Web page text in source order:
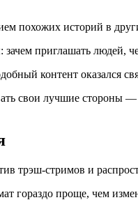
похожих историй в
приглашать людей,
контент оказался
свои лучшие стороны
трэш-стримов и
гораздо проще, чем